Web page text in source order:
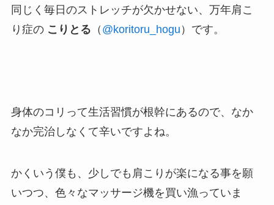
同じく毎日のストレッチが欠かせない、万年肩こ
り症の こりとる （ @koritoru_hogu ）です。
身体のコリって生活習慣が根幹にあるので、なか
なか完治しなくて辛いですよね。
かくいう僕も、少しでも肩こりが楽になる事を願
いつつ、色々なマッサージ機を買い漁っていま